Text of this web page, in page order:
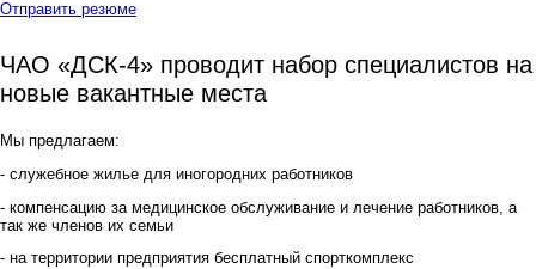
Отправить резюме
ЧАО «ДСК-4» проводит набор специалистов на
новые вакантные места
Мы предлагаем:
- служебное жилье для иногородних работников
- компенсацию за медицинское обслуживание и лечение работников, а
так же членов их семьи
- на территории предприятия бесплатный спорткомплекс